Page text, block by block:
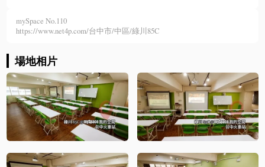
mySpace No.110
https://www.net4p.com/台中市/中區/綠川85C
場地相片